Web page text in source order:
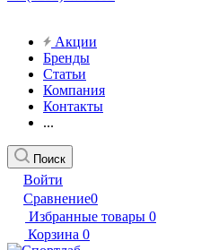
Акции
Бренды
Статьи
Компания
Контакты
...
Поиск
Войти
Сравнение0
Избранные товары 0
Корзина 0